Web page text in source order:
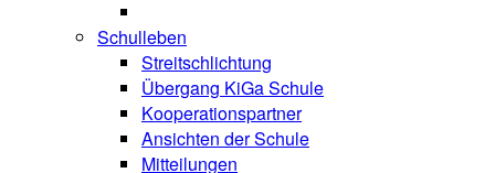
Schulleben
Streitschlichtung
Übergang KiGa Schule
Kooperationspartner
Ansichten der Schule
Mitteilungen